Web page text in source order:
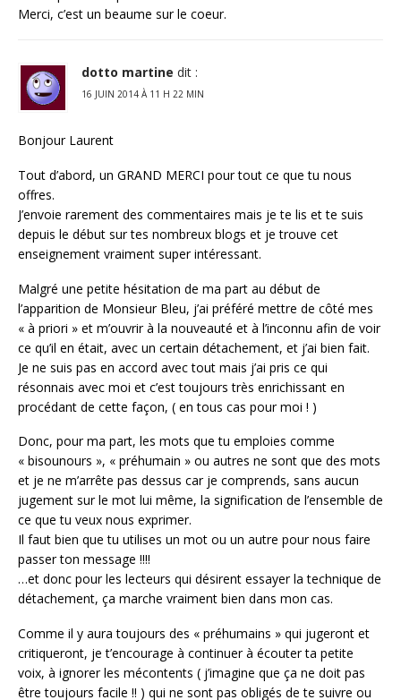
Merci, c’est un beaume sur le coeur.
dotto martine dit :
16 JUIN 2014 À 11 H 22 MIN
Bonjour Laurent
Tout d’abord, un GRAND MERCI pour tout ce que tu nous
offres.
J’envoie rarement des commentaires mais je te lis et te suis
depuis le début sur tes nombreux blogs et je trouve cet
enseignement vraiment super intéressant.
Malgré une petite hésitation de ma part au début de
l’apparition de Monsieur Bleu, j’ai préféré mettre de côté mes
« à priori » et m’ouvrir à la nouveauté et à l’inconnu afin de voir
ce qu’il en était, avec un certain détachement, et j’ai bien fait.
Je ne suis pas en accord avec tout mais j’ai pris ce qui
résonnais avec moi et c’est toujours très enrichissant en
procédant de cette façon, ( en tous cas pour moi ! )
Donc, pour ma part, les mots que tu emploies comme
« bisounours », « préhumain » ou autres ne sont que des mots
et je ne m’arrête pas dessus car je comprends, sans aucun
jugement sur le mot lui même, la signification de l’ensemble de
ce que tu veux nous exprimer.
Il faut bien que tu utilises un mot ou un autre pour nous faire
passer ton message !!!!
…et donc pour les lecteurs qui désirent essayer la technique de
détachement, ça marche vraiment bien dans mon cas.
Comme il y aura toujours des « préhumains » qui jugeront et
critiqueront, je t’encourage à continuer à écouter ta petite
voix, à ignorer les mécontents ( j’imagine que ça ne doit pas
être toujours facile !! ) qui ne sont pas obligés de te suivre ou